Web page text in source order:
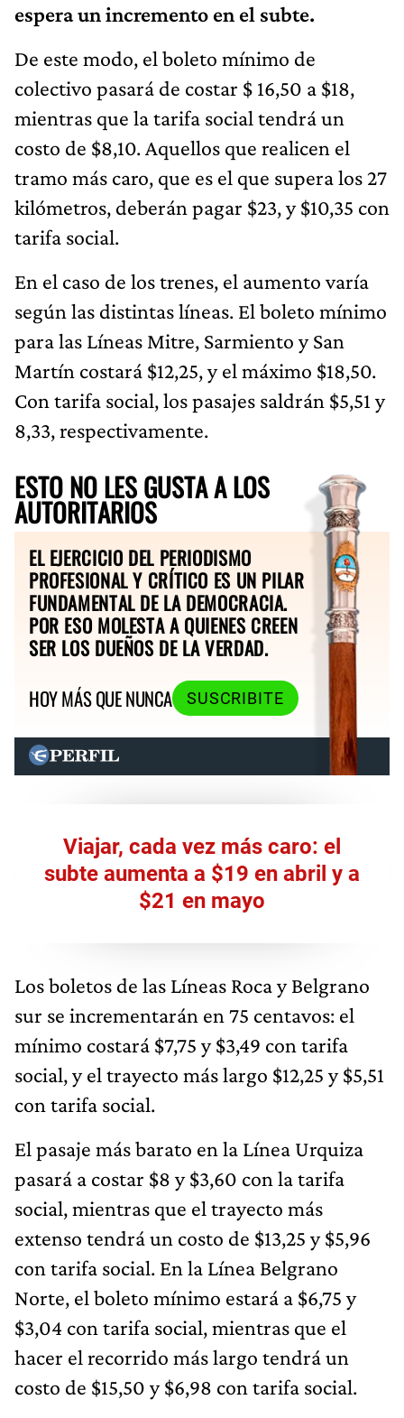
espera un incremento en el subte.
De este modo, el boleto mínimo de
colectivo pasará de costar $ 16,50 a $18,
mientras que la tarifa social tendrá un
costo de $8,10. Aquellos que realicen el
tramo más caro, que es el que supera los 27
kilómetros, deberán pagar $23, y $10,35 con
tarifa social.
En el caso de los trenes, el aumento varía
según las distintas líneas. El boleto mínimo
para las Líneas Mitre, Sarmiento y San
Martín costará $12,25, y el máximo $18,50.
Con tarifa social, los pasajes saldrán $5,51 y
8,33, respectivamente.
ESTO NO LES GUSTA A LOS
AUTORITARIOS
EL EJERCICIO DEL PERIODISMO
PROFESIONAL Y CRÍTICO ES UN PILAR
FUNDAMENTAL DE LA DEMOCRACIA.
POR ESO MOLESTA A QUIENES CREEN
SER LOS DUEÑOS DE LA VERDAD.
HOY MÁS QUE NUNCA
SUSCRIBITE
Viajar, cada vez más caro: el
subte aumenta a $19 en abril y a
$21 en mayo
Los boletos de las Líneas Roca y Belgrano
sur se incrementarán en 75 centavos: el
mínimo costará $7,75 y $3,49 con tarifa
social, y el trayecto más largo $12,25 y $5,51
con tarifa social.
El pasaje más barato en la Línea Urquiza
pasará a costar $8 y $3,60 con la tarifa
social, mientras que el trayecto más
extenso tendrá un costo de $13,25 y $5,96
con tarifa social. En la Línea Belgrano
Norte, el boleto mínimo estará a $6,75 y
$3,04 con tarifa social, mientras que el
hacer el recorrido más largo tendrá un
costo de $15,50 y $6,98 con tarifa social.